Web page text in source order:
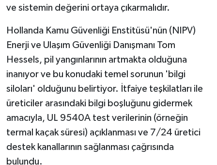
ve sistemin değerini ortaya çıkarmalıdır.
Hollanda Kamu Güvenliği Enstitüsü'nün (NIPV)
Enerji ve Ulaşım Güvenliği Danışmanı Tom
Hessels, pil yangınlarının artmakta olduğuna
inanıyor ve bu konudaki temel sorunun 'bilgi
siloları' olduğunu belirtiyor. İtfaiye teşkilatları ile
üreticiler arasındaki bilgi boşluğunu gidermek
amacıyla, UL 9540A test verilerinin (örneğin
termal kaçak süresi) açıklanması ve 7/24 üretici
destek kanallarının sağlanması çağrısında
bulundu.